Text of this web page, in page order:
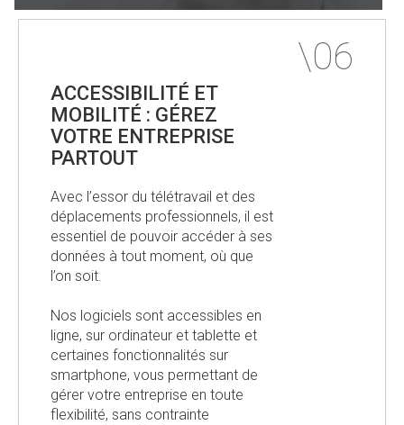
ACCESSIBILITÉ ET
MOBILITÉ : GÉREZ
VOTRE ENTREPRISE
PARTOUT
Avec l’essor du télétravail et des
déplacements professionnels, il est
essentiel de pouvoir accéder à ses
données à tout moment, où que
l’on soit.
Nos logiciels sont accessibles en
ligne, sur ordinateur et tablette et
certaines fonctionnalités sur
smartphone, vous permettant de
gérer votre entreprise en toute
flexibilité, sans contrainte